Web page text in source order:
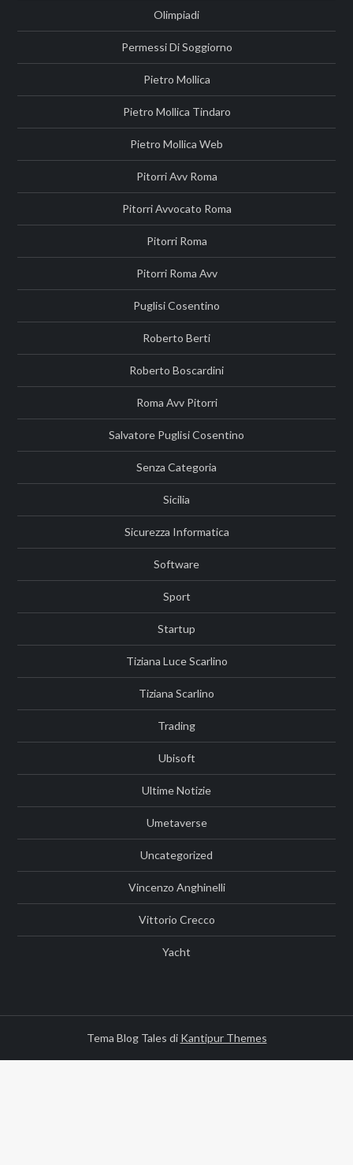
Olimpiadi
Permessi Di Soggiorno
Pietro Mollica
Pietro Mollica Tindaro
Pietro Mollica Web
Pitorri Avv Roma
Pitorri Avvocato Roma
Pitorri Roma
Pitorri Roma Avv
Puglisi Cosentino
Roberto Berti
Roberto Boscardini
Roma Avv Pitorri
Salvatore Puglisi Cosentino
Senza Categoria
Sicilia
Sicurezza Informatica
Software
Sport
Startup
Tiziana Luce Scarlino
Tiziana Scarlino
Trading
Ubisoft
Ultime Notizie
Umetaverse
Uncategorized
Vincenzo Anghinelli
Vittorio Crecco
Yacht
Tema Blog Tales di Kantipur Themes